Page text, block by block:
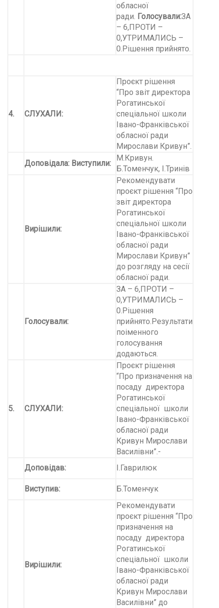
обласної
ради. Голосували:ЗА
– 6,ПРОТИ –
0,УТРИМАЛИСЬ –
0.Рішення прийнято.
4. СЛУХАЛИ:
Проєкт рішення
“Про звіт директора
Рогатинської
спеціальної школи
Івано-Франківської
обласної ради
Мирослави Кривун”.
Доповідала: Виступили:
М.Кривун.
Б.Томенчук, І.Тринів
Вирішили:
Рекомендувати
проєкт рішення “Про
звіт директора
Рогатинської
спеціальної школи
Івано-Франківської
обласної ради
Мирослави Кривун”
до розгляду на сесії
обласної ради.
Голосували:
ЗА – 6,ПРОТИ –
0,УТРИМАЛИСЬ –
0.Рішення
прийнято.Результати
поіменного
голосування
додаються.
5. СЛУХАЛИ:
Проєкт рішення
“Про призначення на
посаду директора
Рогатинської
спеціальної школи
Івано-Франківської
обласної ради
Кривун Мирослави
Василівни”.-
Доповідав:
І.Гаврилюк
Виступив: Б.Томенчук
Вирішили:
Рекомендувати
проєкт рішення “Про
призначення на
посаду директора
Рогатинської
спеціальної школи
Івано-Франківської
обласної ради
Кривун Мирослави
Василівни” до